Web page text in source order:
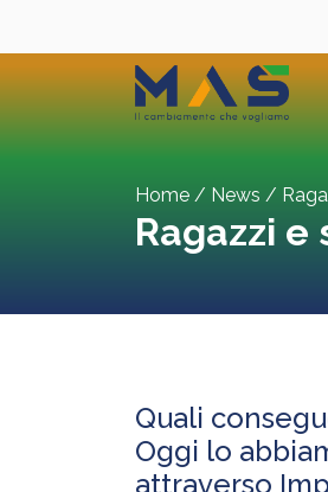
Home / News /
Ragazzi
Quali
Oggi lo
attraverso